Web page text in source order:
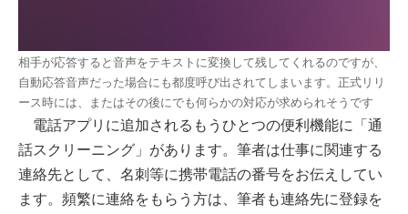
相手が応答すると音声をテキストに変換して残してくれるのですが、
自動応答音声だった場合にも都度呼び出されてしまいます。正式リリ
ース時には、またはその後にでも何らかの対応が求められそうです
電話アプリに追加されるもうひとつの便利機能に「通
話スクリーニング」があります。筆者は仕事に関連する
連絡先として、名刺等に携帯電話の番号をお伝えしてい
ます。頻繁に連絡をもらう方は、筆者も連絡先に登録を